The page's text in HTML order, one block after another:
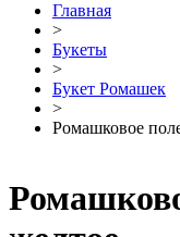
Главная
>
Букеты
>
Букет Ромашек
>
Ромашковое